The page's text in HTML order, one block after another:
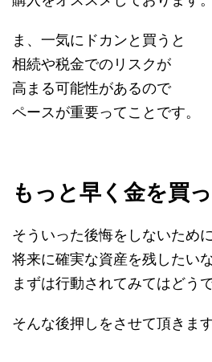
ま、一気にドカンと買うと
相続や税金でのリスクが
高まる可能性があるので
ペースが重要ってことです。
もっと早く金を買
そういった後悔をしないため
将来に確実な資産を残したい
まずは行動されてみてはどう
そんな後押しをさせて頂きます